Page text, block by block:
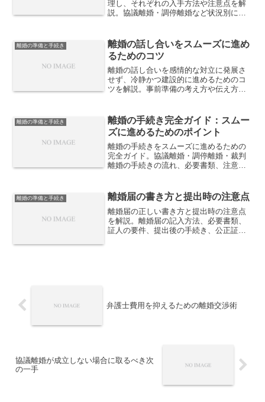
理し、それぞれの入手方法や注意点を解
説。協議離婚・調停離婚など状況別に必
す。
離婚の準備と手続き
離婚の話し合いをスムーズに進め
るためのコツ
離婚の話し合いを感情的な対立に発展さ
せず、冷静かつ建設的に進めるためのコ
ツを解説。事前準備の考え方や伝え方の
離婚の準備と手続き
離婚の手続き完全ガイド：スムー
ズに進めるためのポイント
離婚の手続きをスムーズに進めるための
完全ガイド。協議離婚・調停離婚・裁判
離婚の手続きの流れ、必要書類、注意
離婚の準備と手続き 離婚届の書き方と提出時の注意点
離婚届の正しい書き方と提出時の注意点
を解説。離婚届の記入方法、必要書類、
証人の要件、提出後の手続き、公正証書
弁護士費用を抑えるための離婚交渉術
協議離婚が成立しない場合に取るべき次
の一手